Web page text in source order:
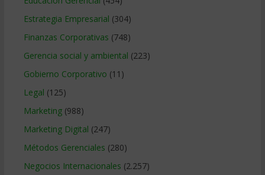
Estrategia Empresarial (304)
Finanzas Corporativas (748)
Gerencia social y ambiental (223)
Gobierno Corporativo (11)
Legal (125)
Marketing(988)
Marketing Digital (247)
Métodos Gerenciales (280)
Negocios Internacionales (2.257)